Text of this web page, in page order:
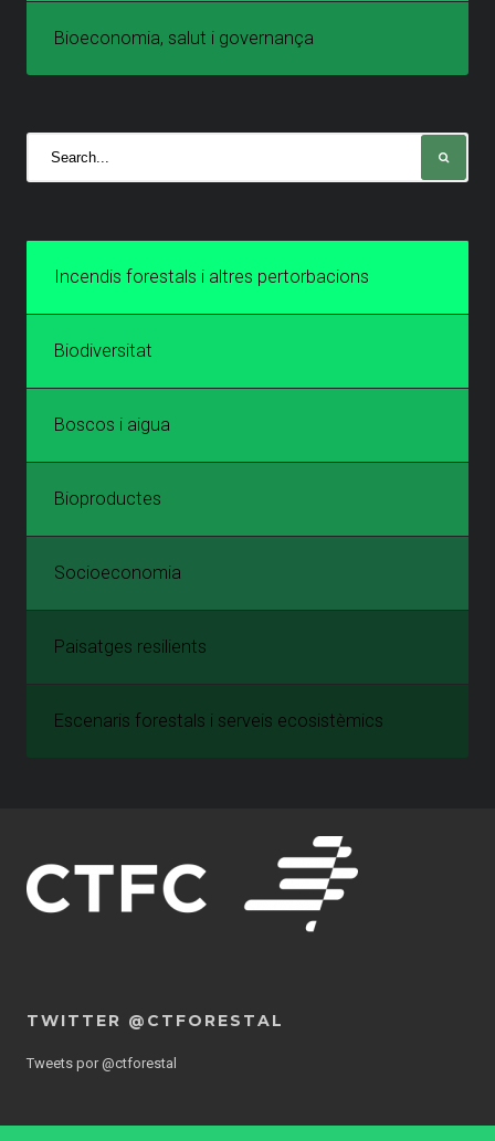
Bioeconomia, salut i governança
Incendis forestals i altres pertorbacions
Biodiversitat
Boscos i aigua
Bioproductes
Socioeconomia
Paisatges resilients
Escenaris forestals i serveis ecosistèmics
TWITTER @CTFORESTAL
Tweets por @ctforestal